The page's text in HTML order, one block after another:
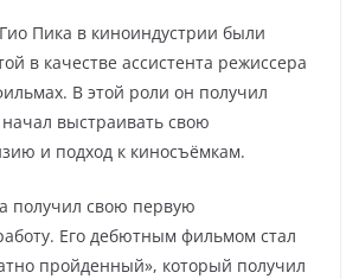
Пика в киноиндустрии были
в качестве ассистента режиссера
В этой роли он получил
выстраивать свою
и подход к киносъёмкам.
получил свою первую
Его дебютным фильмом стал
пройденный», который получил